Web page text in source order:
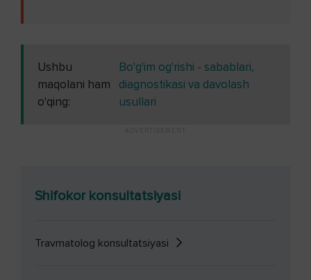
Ushbu
maqolani ham
o'qing:
Bo'g'im og'rishi - sabablari,
diagnostikasi va davolash
usullari
Shifokor konsultatsiyasi
Travmatolog konsultatsiyasi